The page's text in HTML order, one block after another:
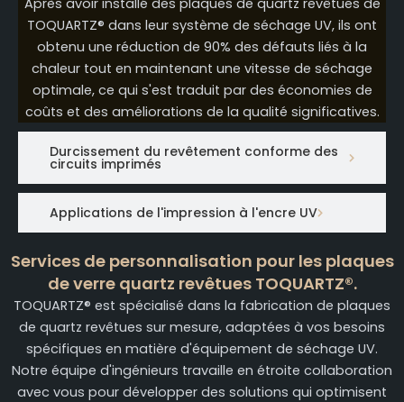
Durcissement du revêtement conforme des
circuits imprimés
Applications de l'impression à l'encre UV
Après avoir installé des plaques de quartz revêtues de
TOQUARTZ® dans leur système de séchage UV, ils ont
obtenu une réduction de 90% des défauts liés à la
chaleur tout en maintenant une vitesse de séchage
optimale, ce qui s'est traduit par des économies de
coûts et des améliorations de la qualité significatives.
Services de personnalisation pour les plaques
de verre quartz revêtues TOQUARTZ®.
TOQUARTZ® est spécialisé dans la fabrication de plaques
de quartz revêtues sur mesure, adaptées à vos besoins
spécifiques en matière d'équipement de séchage UV.
Notre équipe d'ingénieurs travaille en étroite collaboration
avec vous pour développer des solutions qui optimisent